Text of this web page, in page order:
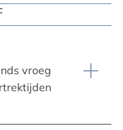
vroeg